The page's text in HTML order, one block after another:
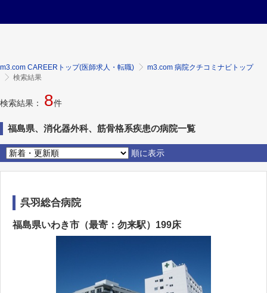
m3.com CAREERトップ(医師求人・転職)
m3.com 病院クチコミナビトップ
検索結果
検索結果： 8件
福島県、消化器外科、筋骨格系疾患の病院一覧
順に表示
呉羽総合病院
福島県いわき市（最寄：勿来駅）199床